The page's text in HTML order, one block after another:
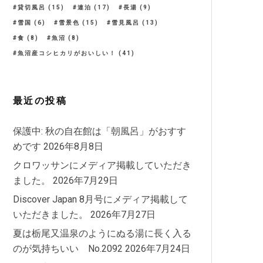
貸切風呂 (15) 連泊 (17) 長湯 (9)
雪国 (6) 雪景色 (15) 雪見風呂 (13)
食 (8) 魚沼 (8)
魚沼産コシヒカリがおいしい！ (41)
最近の投稿
保護中: 秋の自在館は「朝風呂」がおすす
めです 2026年8月8日
クロワッサンにメディア掲載していただき
ました。
2026年7月29日
Discover Japan 8月号にメディア掲載して
いただきました。
2026年7月27日
夏は栃尾又温泉のようにぬる湯に長く入る
のが気持ちいい No.2092 2026年7月24日